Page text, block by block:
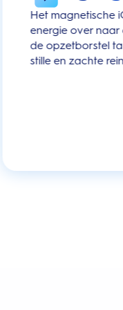
Het magnetische
energie over
de opzetborstel
stille en zachte